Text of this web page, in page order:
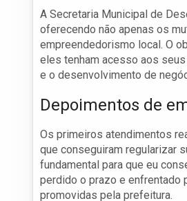
A Secretaria Municipal de
oferecendo não apenas os
empreendedorismo local. O
eles tenham acesso aos
e o desenvolvimento de
Depoimentos de
Os primeiros atendimentos
que conseguiram regularizar
fundamental para que eu
perdido o prazo e enfrentado
promovidas pela prefeitura.